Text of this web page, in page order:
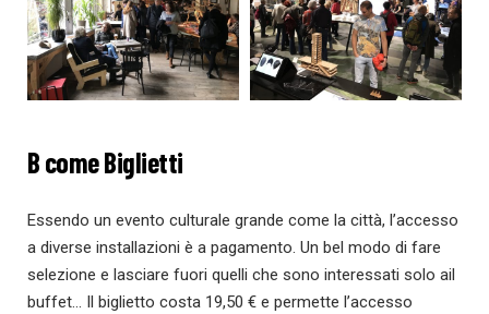
B come Biglietti
Essendo un evento culturale grande come la città, l’accesso
a diverse installazioni è a pagamento. Un bel modo di fare
selezione e lasciare fuori quelli che sono interessati solo ail
buffet… Il biglietto costa 19,50 € e permette l’accesso